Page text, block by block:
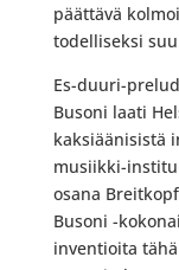
päättävä
todelliseksi
Es-duuri-
Busoni laati
kaksiäänisistä
musiikki-
osana
Busoni -
inventioita